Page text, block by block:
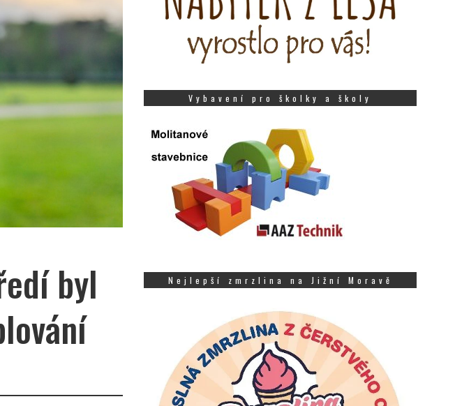
byl
Vybavení pro školky a školy
Nejlepší zmrzlina na Jižní Moravě